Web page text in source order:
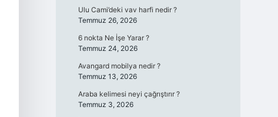
Ulu Cami’deki vav harfi nedir ?
Temmuz 26, 2026
6 nokta Ne İşe Yarar ?
Temmuz 24, 2026
Avangard mobilya nedir ?
Temmuz 13, 2026
Araba kelimesi neyi çağrıştırır ?
Temmuz 3, 2026